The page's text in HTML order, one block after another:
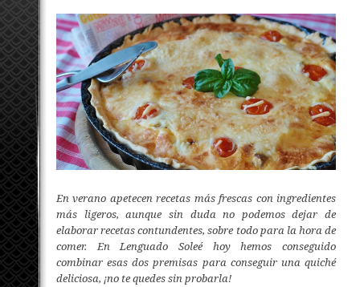
En verano apetecen recetas más frescas con ingredientes
más ligeros, aunque sin duda no podemos dejar de
elaborar recetas contundentes, sobre todo para la hora de
comer. En Lenguado Soleé hoy hemos conseguido
combinar esas dos premisas para conseguir una quiché
deliciosa, ¡no te quedes sin probarla!